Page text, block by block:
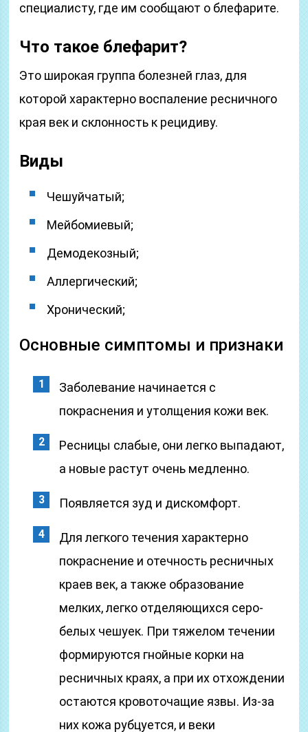
специалисту, где им сообщают о блефарите.
Что такое блефарит?
Это широкая группа болезней глаз, для
которой характерно воспаление ресничного
края век и склонность к рецидиву.
Виды
Чешуйчатый;
Мейбомиевый;
Демодекозный;
Аллергический;
Хронический;
Основные симптомы и признаки
Заболевание начинается с
покраснения и утолщения кожи век.
Ресницы слабые, они легко выпадают,
а новые растут очень медленно.
Появляется зуд и дискомфорт.
Для легкого течения характерно
покраснение и отечность ресничных
краев век, а также образование
мелких, легко отделяющихся серо-
белых чешуек. При тяжелом течении
формируются гнойные корки на
ресничных краях, а при их отхождении
остаются кровоточащие язвы. Из-за
них кожа рубцуется, и веки